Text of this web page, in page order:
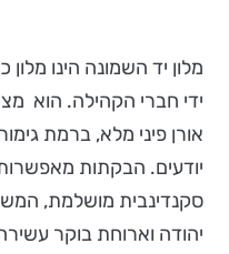
מלון יד השמונה הינו
אורן פיני מלא, ברמת
יודעים. הבקתות
סקנדינבית מושלמת,
יהודה וארוחת בוקר